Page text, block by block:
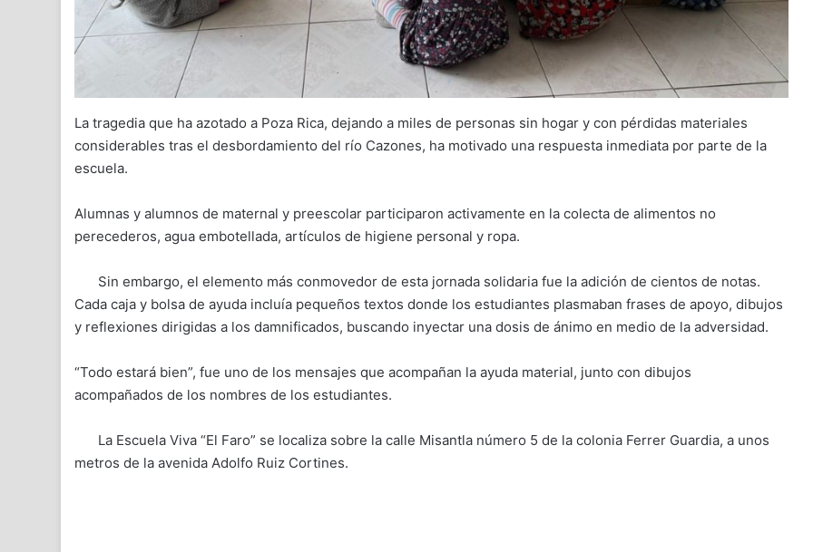
La tragedia que ha azotado a Poza Rica, dejando a miles de personas sin hogar y con pérdidas materiales
considerables tras el desbordamiento del río Cazones, ha motivado una respuesta inmediata por parte de la
escuela.
Alumnas y alumnos de maternal y preescolar participaron activamente en la colecta de alimentos no
perecederos, agua embotellada, artículos de higiene personal y ropa.
Sin embargo, el elemento más conmovedor de esta jornada solidaria fue la adición de cientos de notas.
Cada caja y bolsa de ayuda incluía pequeños textos donde los estudiantes plasmaban frases de apoyo, dibujos
y reflexiones dirigidas a los damnificados, buscando inyectar una dosis de ánimo en medio de la adversidad.
“Todo estará bien”, fue uno de los mensajes que acompañan la ayuda material, junto con dibujos
acompañados de los nombres de los estudiantes.
La Escuela Viva “El Faro” se localiza sobre la calle Misantla número 5 de la colonia Ferrer Guardia, a unos
metros de la avenida Adolfo Ruiz Cortines.